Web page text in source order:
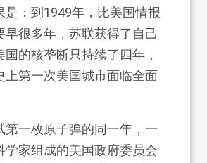
是：到1949年，比美国情报
早很多年，苏联获得了自己
国的核垄断只持续了四年，
上第一次美国城市面临全面
第一枚原子弹的同一年，一
学家组成的美国政府委员会